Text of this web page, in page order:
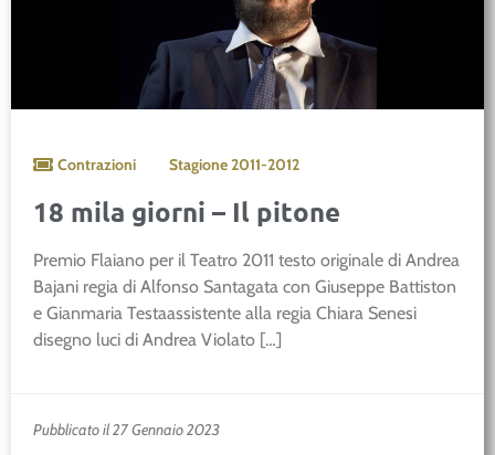
Contrazioni Stagione2011-2012
18 mila giorni – Il pitone
Premio Flaiano per il Teatro 2011 testo originale di Andrea
Bajani regia di Alfonso Santagata con Giuseppe Battiston
e Gianmaria Testaassistente alla regia Chiara Senesi
disegno luci di Andrea Violato […]
Pubblicato il 27 Gennaio 2023